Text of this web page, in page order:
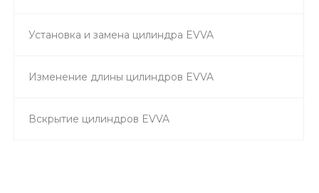
Установка и замена цилиндра EVVA
Изменение длины цилиндров EVVA
Вскрытие цилиндров EVVA